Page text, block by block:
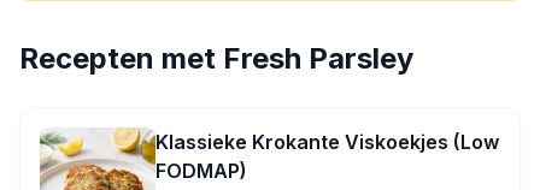
Recepten met Fresh Parsley
Klassieke Krokante Viskoekjes (Low
FODMAP)